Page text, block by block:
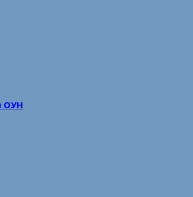
ОУН